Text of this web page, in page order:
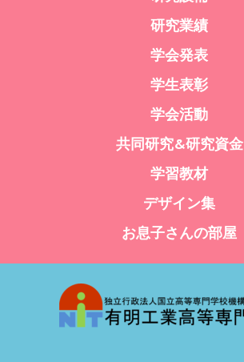
研究業績
学会発表
学生表彰
学会活動
共同研究&研究資金
学習教材
デザイン集
お息子さんの部屋